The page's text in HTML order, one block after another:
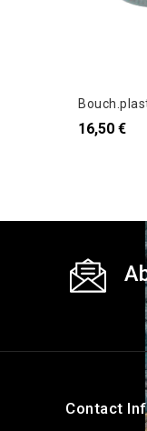
16,50 €
Contact